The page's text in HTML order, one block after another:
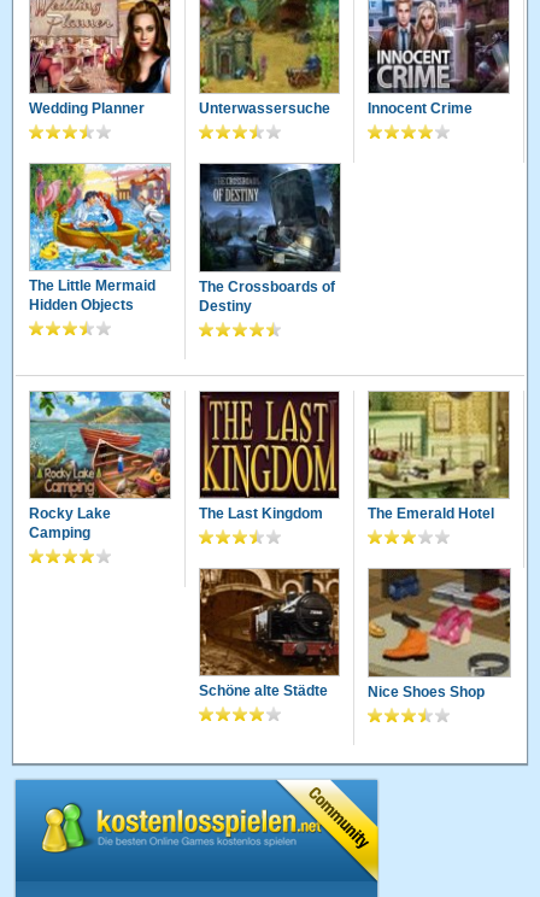
Wedding Planner Unterwassersuche Innocent Crime
The Little Mermaid
Hidden Objects
The Crossboards of
Destiny
Rocky Lake
Camping
The Last Kingdom The Emerald Hotel
Schöne alte Städte Nice Shoes Shop